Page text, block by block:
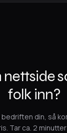
nettside
folk inn?
din, så
Tar ca. 2